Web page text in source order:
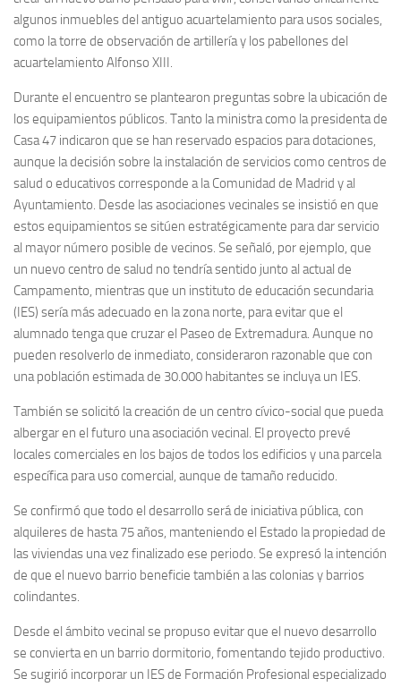
algunos inmuebles del antiguo acuartelamiento para usos sociales,
como la torre de observación de artillería y los pabellones del
acuartelamiento Alfonso XIII.
Durante el encuentro se plantearon preguntas sobre la ubicación de
los equipamientos públicos. Tanto la ministra como la presidenta de
Casa 47 indicaron que se han reservado espacios para dotaciones,
aunque la decisión sobre la instalación de servicios como centros de
salud o educativos corresponde a la Comunidad de Madrid y al
Ayuntamiento. Desde las asociaciones vecinales se insistió en que
estos equipamientos se sitúen estratégicamente para dar servicio
al mayor número posible de vecinos. Se señaló, por ejemplo, que
un nuevo centro de salud no tendría sentido junto al actual de
Campamento, mientras que un instituto de educación secundaria
(IES) sería más adecuado en la zona norte, para evitar que el
alumnado tenga que cruzar el Paseo de Extremadura. Aunque no
pueden resolverlo de inmediato, consideraron razonable que con
una población estimada de 30.000 habitantes se incluya un IES.
También se solicitó la creación de un centro cívico-social que pueda
albergar en el futuro una asociación vecinal. El proyecto prevé
locales comerciales en los bajos de todos los edificios y una parcela
específica para uso comercial, aunque de tamaño reducido.
Se confirmó que todo el desarrollo será de iniciativa pública, con
alquileres de hasta 75 años, manteniendo el Estado la propiedad de
las viviendas una vez finalizado ese periodo. Se expresó la intención
de que el nuevo barrio beneficie también a las colonias y barrios
colindantes.
Desde el ámbito vecinal se propuso evitar que el nuevo desarrollo
se convierta en un barrio dormitorio, fomentando tejido productivo.
Se sugirió incorporar un IES de Formación Profesional especializado